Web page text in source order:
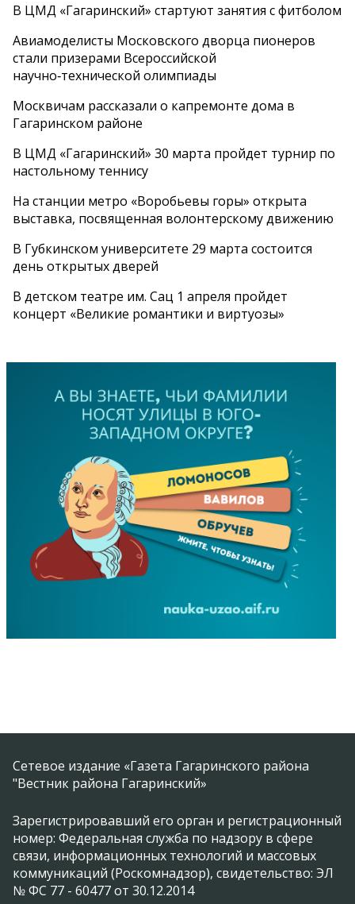
В ЦМД «Гагаринский» стартуют занятия с фитболом
Авиамоделисты Московского дворца пионеров
стали призерами Всероссийской
научно‑технической олимпиады
Москвичам рассказали о капремонте дома в
Гагаринском районе
В ЦМД «Гагаринский» 30 марта пройдет турнир по
настольному теннису
На станции метро «Воробьевы горы» открыта
выставка, посвященная волонтерскому движению
В Губкинском университете 29 марта состоится
день открытых дверей
В детском театре им. Сац 1 апреля пройдет
концерт «Великие романтики и виртуозы»
Сетевое издание «Газета Гагаринского района
"Вестник района Гагаринский»
Зарегистрировавший его орган и регистрационный
номер: Федеральная служба по надзору в сфере
связи, информационных технологий и массовых
коммуникаций (Роскомнадзор), свидетельство: ЭЛ
№ ФС 77 - 60477 от 30.12.2014